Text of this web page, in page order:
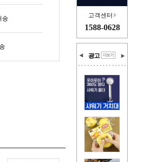
고객센터
1588-0628
광고
송